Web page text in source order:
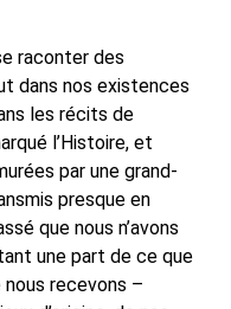
raconter des
dans nos existences
les récits de
l’Histoire, et
par une grand-
presque en
que nous n’avons
une part de ce que
recevons –